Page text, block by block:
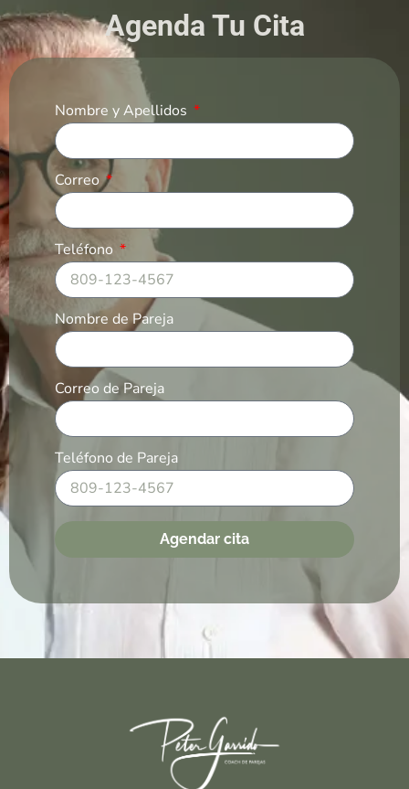
Agenda Tu Cita
Nombre y Apellidos
Correo
Teléfono
Nombre de Pareja
Correo de Pareja
Teléfono de Pareja
Agendar cita